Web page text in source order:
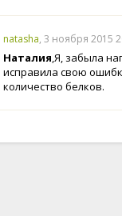
natasha, 3 ноября 2015
Наталия,Я, забыла
исправила свою
количество белков.